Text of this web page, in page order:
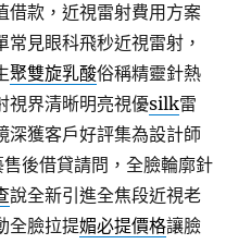
借款，近視雷射費用方案
常見眼科飛秒近視雷射，
聚雙旋乳酸俗稱精靈針熱
視界清晰明亮視優silk雷
深獲客戶好評集為設計師
後借貸請問，全臉輪廓針
說全新引進全焦段近視老
全臉拉提媚必提價格讓臉